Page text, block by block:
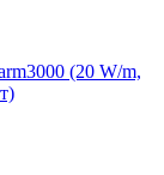
(20 W/m,